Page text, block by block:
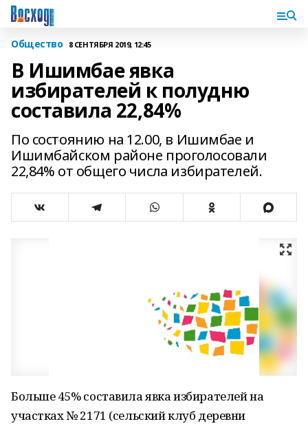
Общество 8 СЕНТЯБРЯ 2019, 12:45
В Ишимбае явка
избирателей к полудню
составила 22,84%
По состоянию на 12.00, в Ишимбае и
Ишимбайском районе проголосовали
22,84% от общего числа избирателей.
Больше 45% составила явка избирателей на
участках № 2171 (сельский клуб деревни